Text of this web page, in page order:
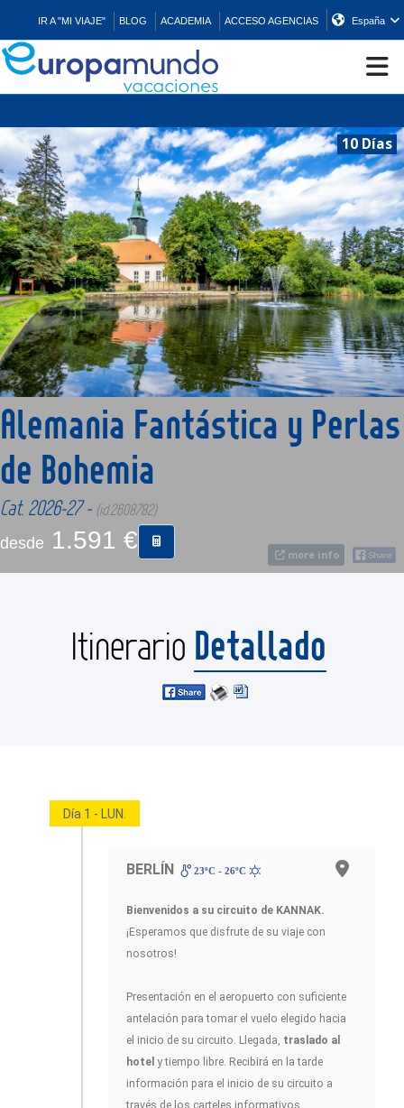
IR A "MI VIAJE" BLOG ACADEMIA ACCESO AGENCIAS España
EUROPA
ASIA
ORIENTE
PROMOCIONES
COMPRAR
10 Días
more info
Alemania Fantástica y Perlas
de Bohemia
Cat. 2026-27 - (id:2608782)
desde 1.591 €
Itinerario Detallado
Día 1 - LUN.
BERLÍN 23ºC - 26ºC
Bienvenidos a su circuito de KANNAK.
¡Esperamos que disfrute de su viaje con
nosotros!
Presentación en el aeropuerto con suficiente
antelación para tomar el vuelo elegido hacia
el inicio de su circuito. Llegada, traslado al
hotel y tiempo libre. Recibirá en la tarde
información para el inicio de su circuito a